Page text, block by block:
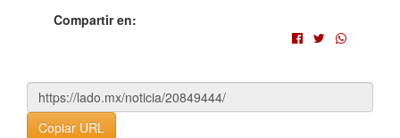
Compartir en:
Copiar URL